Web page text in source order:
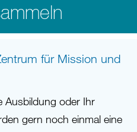
für Mission und
Ausbildung oder Ihr
gern noch einmal eine